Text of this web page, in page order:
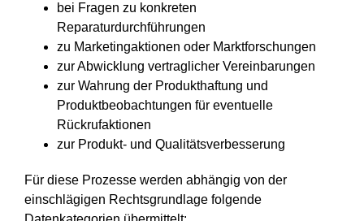
bei Fragen zu konkreten
Reparaturdurchführungen
zu Marketingaktionen oder Marktforschungen
zur Abwicklung vertraglicher Vereinbarungen
zur Wahrung der Produkthaftung und
Produktbeobachtungen für eventuelle
Rückrufaktionen
zur Produkt- und Qualitätsverbesserung
Für diese Prozesse werden abhängig von der
einschlägigen Rechtsgrundlage folgende